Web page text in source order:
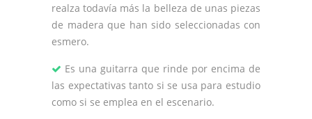
realza todavía más la belleza de unas piezas
de madera que han sido seleccionadas con
esmero.
Es una guitarra que rinde por encima de
las expectativas tanto si se usa para estudio
como si se emplea en el escenario.